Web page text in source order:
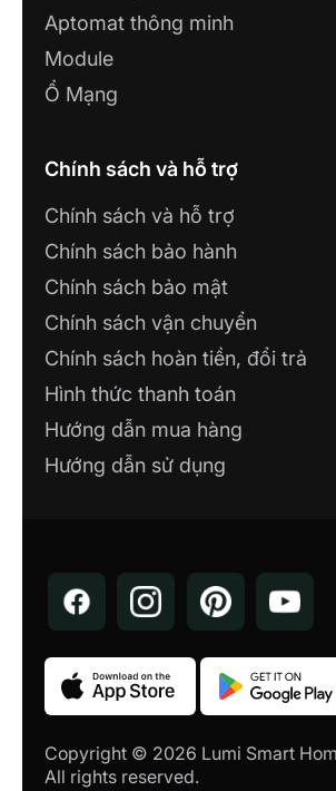
Aptomat thông minh
Module
Ổ Mạng
Chính sách và hỗ trợ
Chính sách và hỗ trợ
Chính sách bảo hành
Chính sách bảo mật
Chính sách vận chuyển
Chính sách hoàn tiền, đổi trả
Hình thức thanh toán
Hướng dẫn mua hàng
Hướng dẫn sử dụng
Copyright © 2026 Lumi Smart
All rights reserved.